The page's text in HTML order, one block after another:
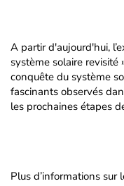
A partir d'aujourd'hui,
système solaire revisité
conquête du système
fascinants observés
les prochaines étapes
Plus d’informations sur